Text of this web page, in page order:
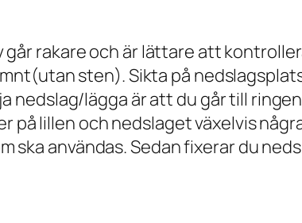
rakare och är lättare att
sten). Sikta på
nedslag/lägga är att du går till
lillen och nedslaget växelvis
ska användas. Sedan fixerar du